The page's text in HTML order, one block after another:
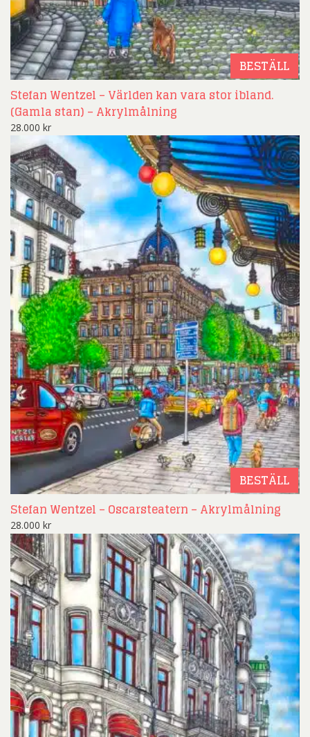
BESTÄLL
Stefan Wentzel – Världen kan vara stor ibland.
(Gamla stan) – Akrylmålning
28.000 kr
BESTÄLL
Stefan Wentzel – Oscarsteatern – Akrylmålning
28.000 kr